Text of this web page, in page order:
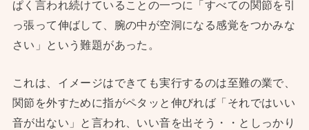
ぱく言われ続けていることの一つに「すべての関節を引
っ張って伸ばして、腕の中が空洞になる感覚をつかみな
さい」という難題があった。
これは、イメージはできても実行するのは至難の業で、
関節を外すために指がペタッと伸びれば「それではいい
音が出ない」と言われ、いい音を出そう・・としっかり